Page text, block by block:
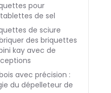
pour
de sel
de sciure
des briquettes
kay avec de
avec précision :
du dépelleteur de